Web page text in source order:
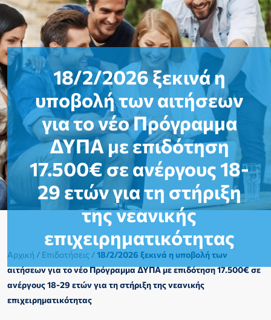
Αρχική / Επιδοτήσεις /18/2/2026 ξεκινά η υποβολή των
αιτήσεων για το νέο Πρόγραμμα ΔΥΠΑ με επιδότηση 17.500€ σε
ανέργους 18-29 ετών για τη στήριξη της νεανικής
επιχειρηματικότητας
18/2/2026 ξεκινά η
υποβολή των αιτήσεων
για το νέο Πρόγραμμα
ΔΥΠΑ με επιδότηση
17.500€ σε ανέργους 18-
29 ετών για τη στήριξη
της νεανικής
επιχειρηματικότητας